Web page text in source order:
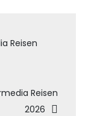
Reisen
Reisen
2026